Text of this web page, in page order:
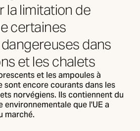
la limitation de
certaines
dans
et les chalets
et les ampoules à
sont encore courants dans les
norvégiens. Ils contiennent du
environnementale que l'UE a
marché.